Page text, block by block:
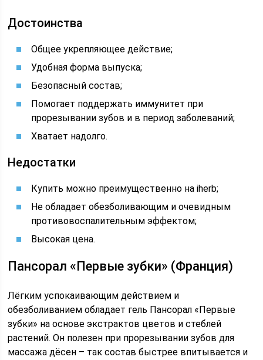
Достоинства
Общее укрепляющее действие;
Удобная форма выпуска;
Безопасный состав;
Помогает поддержать иммунитет при
прорезывании зубов и в период заболеваний;
Хватает надолго.
Недостатки
Купить можно преимущественно на iherb;
Не обладает обезболивающим и очевидным
противовоспалительным эффектом;
Высокая цена.
Пансорал «Первые зубки» (Франция)
Лёгким успокаивающим действием и
обезболиванием обладает гель Пансорал «Первые
зубки» на основе экстрактов цветов и стеблей
растений. Он полезен при прорезывании зубов для
массажа дёсен – так состав быстрее впитывается и